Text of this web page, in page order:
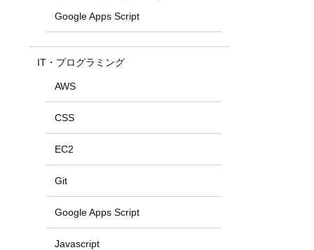
Google Apps Script
IT・プログラミング
AWS
CSS
EC2
Git
Google Apps Script
Javascript